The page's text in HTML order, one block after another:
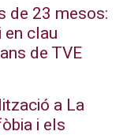
de 23 mesos:
en clau
de TVE
a La
i els